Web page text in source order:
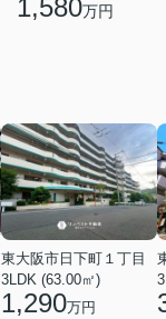
1,580万円
東大阪市日下町１丁目
3LDK (63.00㎡)
1,290万円